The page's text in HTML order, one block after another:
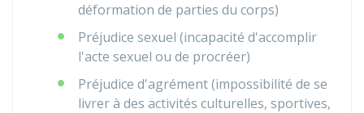
déformation de parties du corps)
Préjudice sexuel (incapacité d'accomplir
l'acte sexuel ou de procréer)
Préjudice d'agrément (impossibilité de se
livrer à des activités culturelles, sportives,